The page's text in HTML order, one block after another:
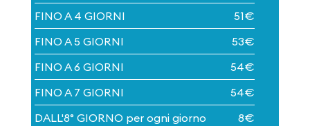
FINO A 4 GIORNI
51€
FINO A 5 GIORNI
53€
FINO A 6 GIORNI
54€
FINO A 7 GIORNI
54€
DALL'8° GIORNO per ogni giorno
8€